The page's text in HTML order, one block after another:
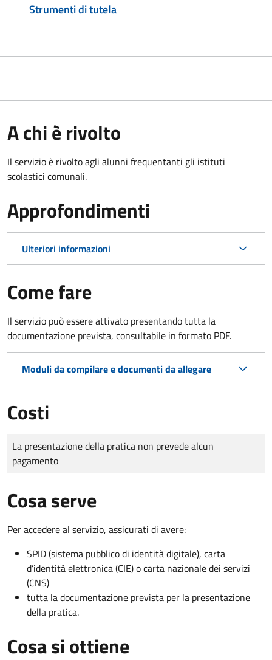
Strumenti di tutela
A chi è rivolto
Il servizio è rivolto agli alunni frequentanti gli istituti
scolastici comunali.
Approfondimenti
Ulteriori informazioni
Come fare
Il servizio può essere attivato presentando tutta la
documentazione prevista, consultabile in formato PDF.
Moduli da compilare e documenti da allegare
Costi
Tipo di pagamento
Importo
La presentazione della pratica non prevede alcun
pagamento
Cosa serve
Per accedere al servizio, assicurati di avere:
SPID (sistema pubblico di identità digitale), carta
d’identità elettronica (CIE) o carta nazionale dei servizi
(CNS)
tutta la documentazione prevista per la presentazione
della pratica.
Cosa si ottiene